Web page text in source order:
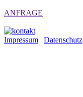
ANFRAGE
Impressum | Datenschutz